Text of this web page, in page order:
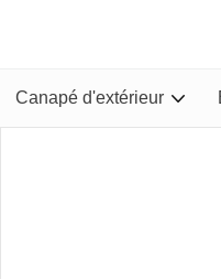
Canapé d'extérieur